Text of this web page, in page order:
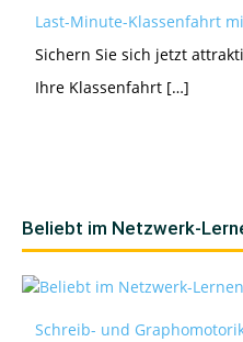
Last-Minute-Klassenfahrt
Sichern Sie sich jetzt
Ihre Klassenfahrt […]
Beliebt im Netzwerk-
Schreib- und